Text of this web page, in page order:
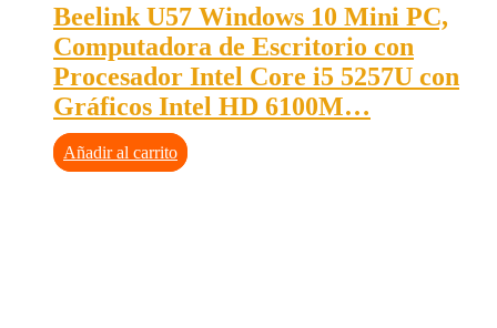
Beelink U57 Windows 10 Mini PC,
Computadora de Escritorio con
Procesador Intel Core i5 5257U con
Gráficos Intel HD 6100M…
Añadir al carrito